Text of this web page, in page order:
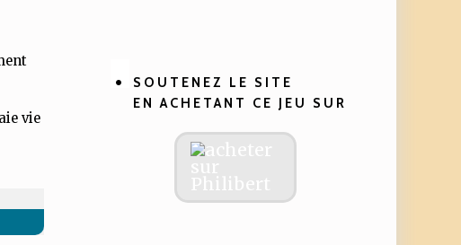
vie
SOUTENEZ LE SITE
EN ACHETANT CE JEU SUR